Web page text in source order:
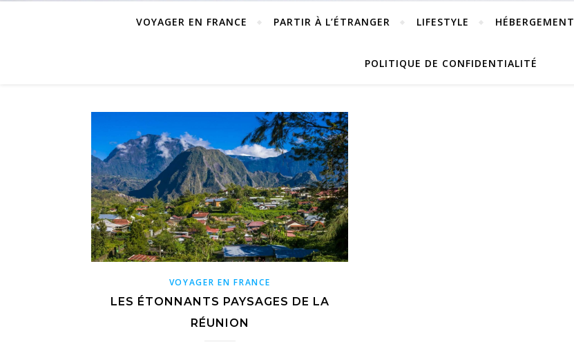
VOYAGER EN FRANCE PARTIR À L’ÉTRANGER LIFESTYLE HÉBERGEMENT
POLITIQUE DE CONFIDENTIALITÉ
VOYAGER EN FRANCE
LES ÉTONNANTS PAYSAGES DE LA
RÉUNION